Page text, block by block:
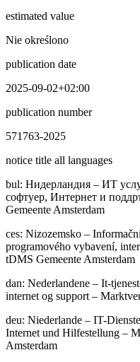
estimated value
Nie określono
publication date
2025-09-02+02:00
publication number
571763-2025
notice title all languages
bul: Нидерландия – ИТ
софтуер, Интернет и
Gemeente Amsterdam
ces: Nizozemsko –
programového vybavení,
tDMS Gemeente Amsterdam
dan: Nederlandene – It-
internet og support –
deu: Niederlande – IT-
Internet und Hilfestellung –
Amsterdam